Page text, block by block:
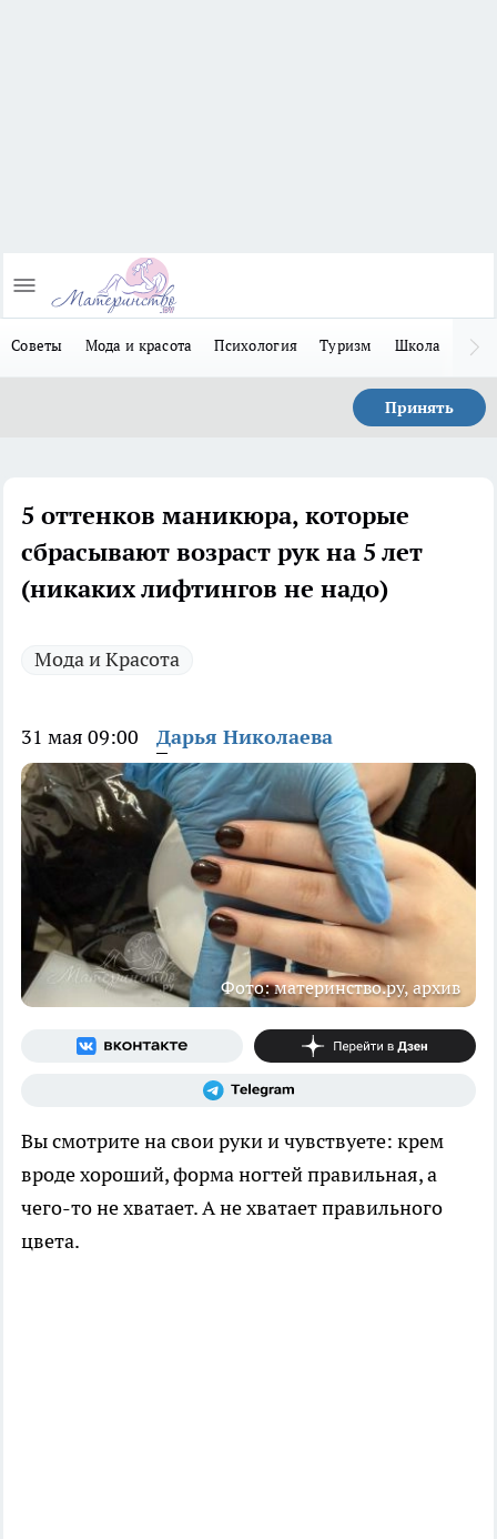
Советы Мода и красота Психология Туризм Школа
Принять
5 оттенков маникюра, которые
сбрасывают возраст рук на 5 лет
(никаких лифтингов не надо)
Мода и Красота
31 мая 09:00 Дарья Николаева
Фото: материнство.ру, архив
Вы смотрите на свои руки и чувствуете: крем
вроде хороший, форма ногтей правильная, а
чего-то не хватает. А не хватает правильного
цвета.